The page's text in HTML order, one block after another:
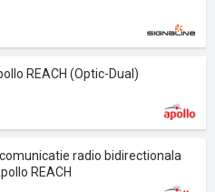
REACH (Optic-Dual)
radio bidirectionala
REACH